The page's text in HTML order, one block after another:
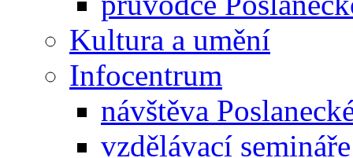
Kultura a umění
Infocentrum
návštěva
vzdělávací semináře